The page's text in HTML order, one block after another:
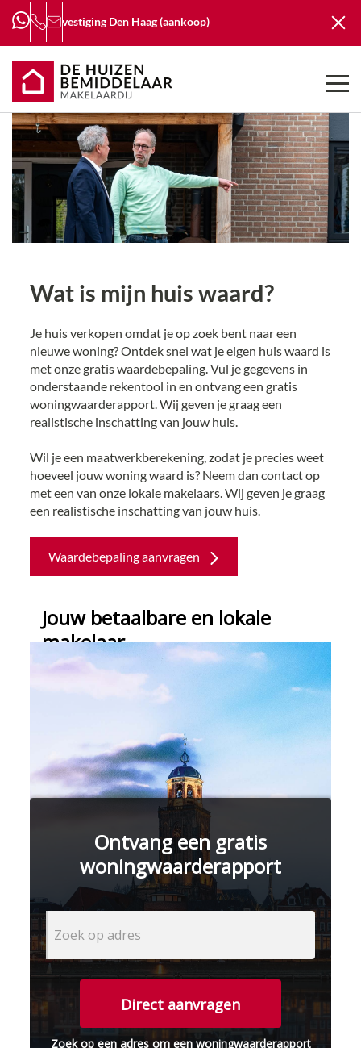
vestiging Den Haag (aankoop)
Wat is mijn huis waard?
Je huis verkopen omdat je op zoek bent naar een
nieuwe woning? Ontdek snel wat je eigen huis waard is
met onze gratis waardebepaling. Vul je gegevens in
onderstaande rekentool in en ontvang een gratis
woningwaarderapport. Wij geven je graag een
realistische inschatting van jouw huis.
Wil je een maatwerkberekening, zodat je precies weet
hoeveel jouw woning waard is? Neem dan contact op
met een van onze lokale makelaars. Wij geven je graag
een realistische inschatting van jouw huis.
Waardebepaling aanvragen